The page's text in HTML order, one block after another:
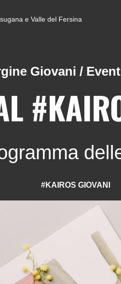
e Valle del Fersina
Giovani /
#KAIROS GIOVANI